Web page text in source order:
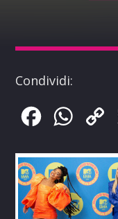
Condividi:
Facebook